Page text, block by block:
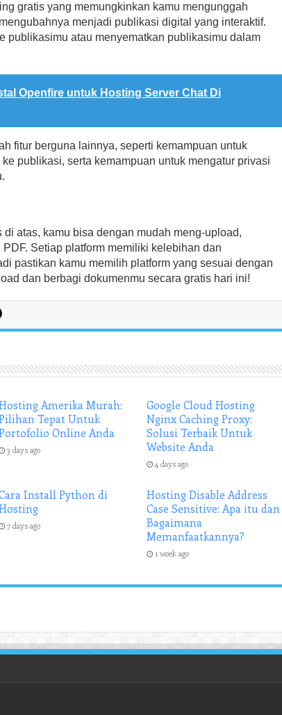
gratis yang memungkinkan kamu mengunggah
menjadi publikasi digital yang interaktif.
publikasimu atau menyematkan publikasimu dalam
Openfire untuk Hosting Server Chat Di
fitur berguna lainnya, seperti kemampuan untuk
publikasi, serta kemampuan untuk mengatur privasi
di atas, kamu bisa dengan mudah meng-upload,
Setiap platform memiliki kelebihan dan
pastikan kamu memilih platform yang sesuai dengan
dan berbagi dokumenmu secara gratis hari ini!
Hosting Amerika Murah:
Pilihan Tepat Untuk
Portofolio Online Anda
3 days ago
Google Cloud Hosting
Nginx Caching Proxy:
Solusi Terbaik Untuk
Website Anda
4 days ago
Install Python di
Hosting
7 days ago
Hosting Disable Address
Case Sensitive: Apa itu dan
Bagaimana
Memanfaatkannya?
1 week ago